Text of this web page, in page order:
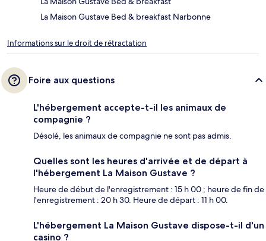
La Maison Gustave Bed & breakfast Narbonne
Informations sur le droit de rétractation
Foire aux questions
L'hébergement accepte-t-il les animaux de
compagnie ?
Désolé, les animaux de compagnie ne sont pas admis.
Quelles sont les heures d'arrivée et de départ à
l'hébergement La Maison Gustave ?
Heure de début de l'enregistrement : 15 h 00 ; heure de fin de
l'enregistrement : 20 h 30. Heure de départ : 11 h 00.
L'hébergement La Maison Gustave dispose-t-il d'un
casino ?